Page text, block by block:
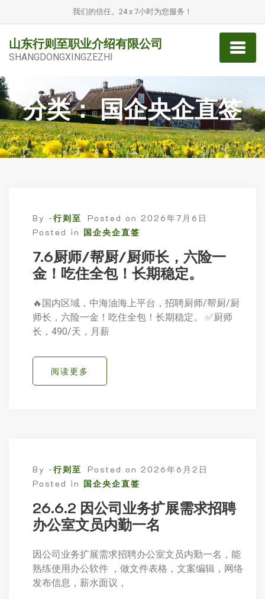
我们的信任。24 x 7小时为您服务！
山东行则至职业介绍有限公司
SHANGDONGXINGZEZHI
分类：国企央企直签
By -行则至 Posted on 2026年7月6日
Posted in 国企央企直签
7.6厨师/帮厨/厨师长，六险一
金！吃住全包！长期稳定。
🔥国内区域，中海油海上平台，招聘厨师/帮厨/厨
师长，六险一金！吃住全包！长期稳定。 ✅厨师
长，490/天，月薪
阅读更多
By -行则至 Posted on 2026年6月2日
Posted in 国企央企直签
26.6.2 因公司业务扩展需求招聘
办公室文员内勤一名
因公司业务扩展需求招聘办公室文员内勤一名，能
熟练使用办公软件 ，做文件表格，文案编辑，网络
发布信息，薪水面议，